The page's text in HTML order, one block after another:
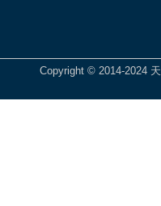
Copyright © 2014-2024